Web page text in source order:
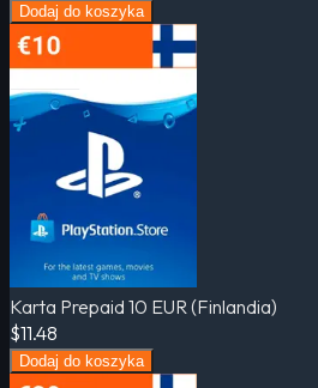
Dodaj do koszyka
Karta Prepaid 10 EUR (Finlandia)
$11.48
Dodaj do koszyka